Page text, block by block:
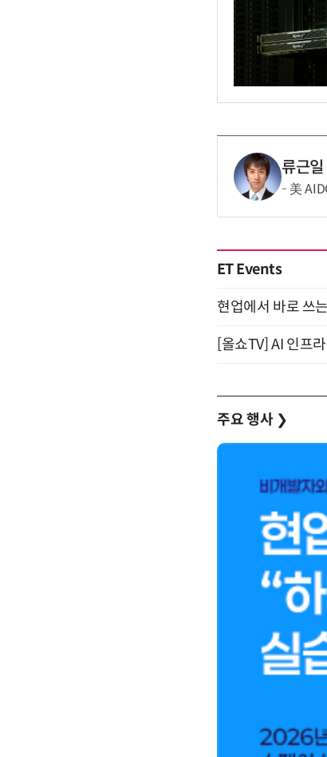
류근
美
ET Events
현업에서 바로 쓰
[올쇼TV] AI 인프
주요 행사 ❯